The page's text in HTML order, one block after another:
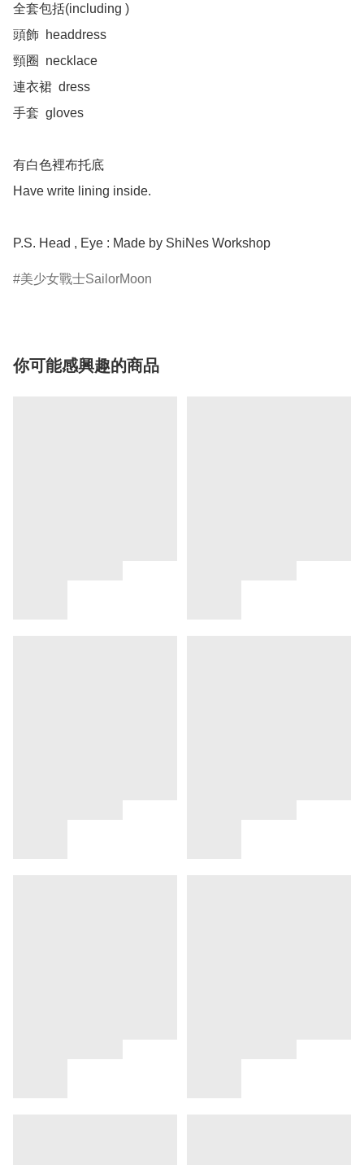
全套包括(including )
頭飾  headdress
頸圈  necklace
連衣裙  dress
手套  gloves
有白色裡布托底
Have write lining inside.
P.S. Head , Eye : Made by ShiNes Workshop
美少女戰士SailorMoon
你可能感興趣的商品